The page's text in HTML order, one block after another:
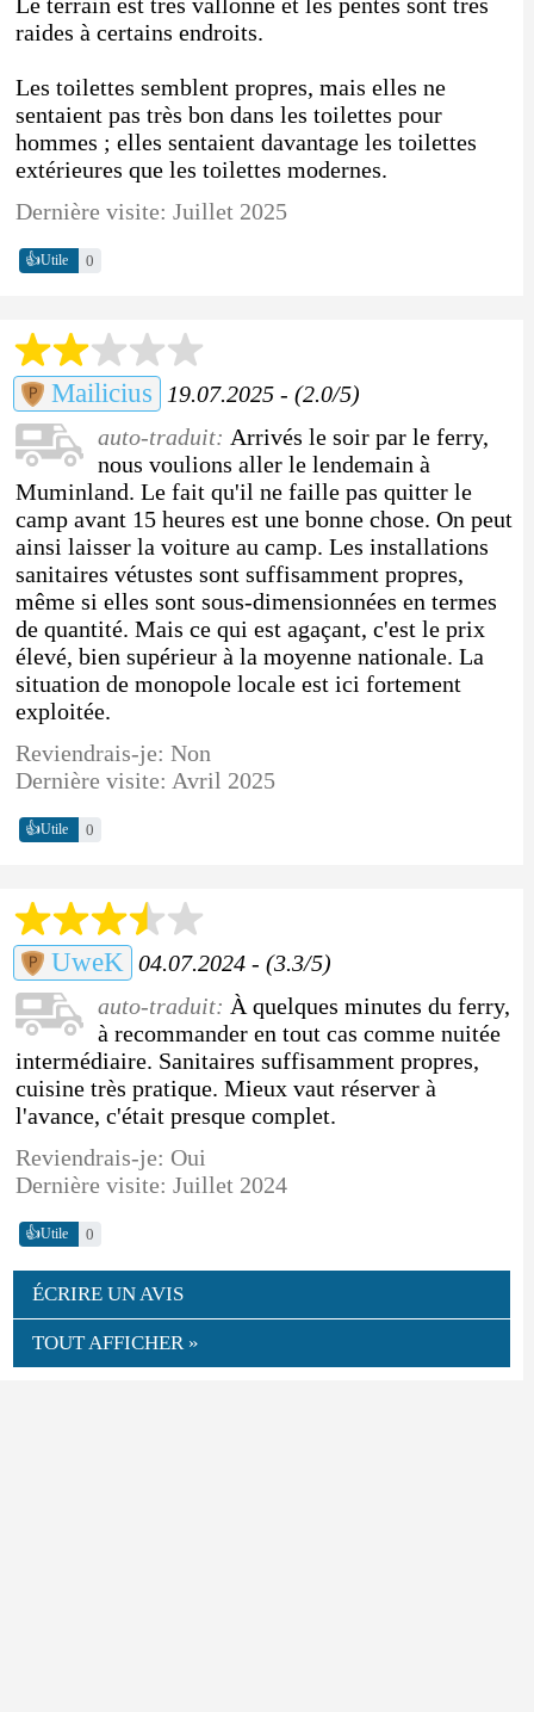
raides à certains endroits.
Les toilettes semblent propres, mais elles ne
sentaient pas très bon dans les toilettes pour
hommes ; elles sentaient davantage les toilettes
extérieures que les toilettes modernes.
Dernière visite: Juillet 2025
👍Utile 0
Mailicius
19.07.2025 - (2.0/5)
auto-traduit: Arrivés le soir par le ferry,
nous voulions aller le lendemain à
Muminland. Le fait qu'il ne faille pas quitter le
camp avant 15 heures est une bonne chose. On peut
ainsi laisser la voiture au camp. Les installations
sanitaires vétustes sont suffisamment propres,
même si elles sont sous-dimensionnées en termes
de quantité. Mais ce qui est agaçant, c'est le prix
élevé, bien supérieur à la moyenne nationale. La
situation de monopole locale est ici fortement
exploitée.
Reviendrais-je: Non
Dernière visite: Avril 2025
👍Utile 0
UweK
04.07.2024 - (3.3/5)
auto-traduit: À quelques minutes du ferry,
à recommander en tout cas comme nuitée
intermédiaire. Sanitaires suffisamment propres,
cuisine très pratique. Mieux vaut réserver à
l'avance, c'était presque complet.
Reviendrais-je: Oui
Dernière visite: Juillet 2024
👍Utile 0
ÉCRIRE UN AVIS
TOUT AFFICHER »